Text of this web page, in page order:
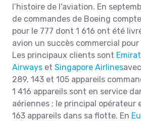
l’histoire de l’aviation. En
de commandes de Boeing
pour le 777 dont 1 616 ont été
avion un succès commercial
Les principaux clients sont
Airways et Singapore Airlines
289, 143 et 105 appareils
1 416 appareils sont en service
aériennes ; le principal opérateur
163 appareils dans sa flotte. En